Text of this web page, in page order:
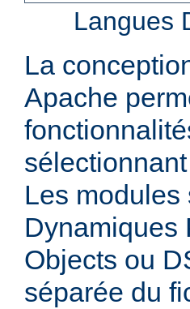
Langues
La
Apache
Les modules
Dynamiques
Objects ou
séparée du